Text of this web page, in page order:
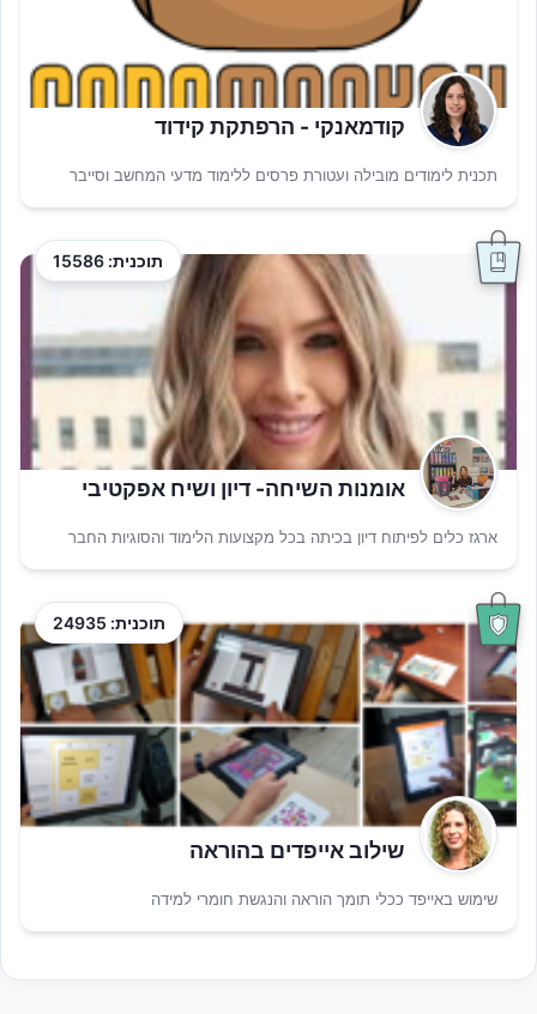
קודמאנקי - הרפתקת קידוד
תכנית לימודים מובילה ועטורת פרסים ללימוד מדעי המחשב וסייבר
תוכנית: 15586
אומנות השיחה- דיון ושיח אפקטיבי
ארגז כלים לפיתוח דיון בכיתה בכל מקצועות הלימוד והסוגיות החבר
תוכנית: 24935
שילוב אייפדים בהוראה
שימוש באייפד ככלי תומך הוראה והנגשת חומרי למידה